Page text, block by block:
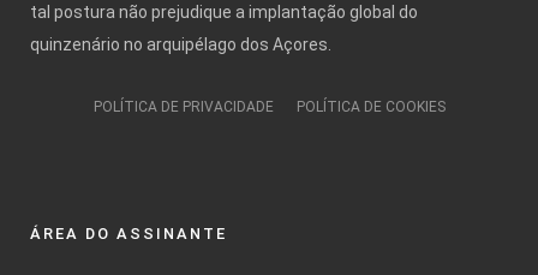
tal postura não prejudique a implantação global do
quinzenário no arquipélago dos Açores.
POLÍTICA DE PRIVACIDADE POLÍTICA DE COOKIES
ÁREA DO ASSINANTE